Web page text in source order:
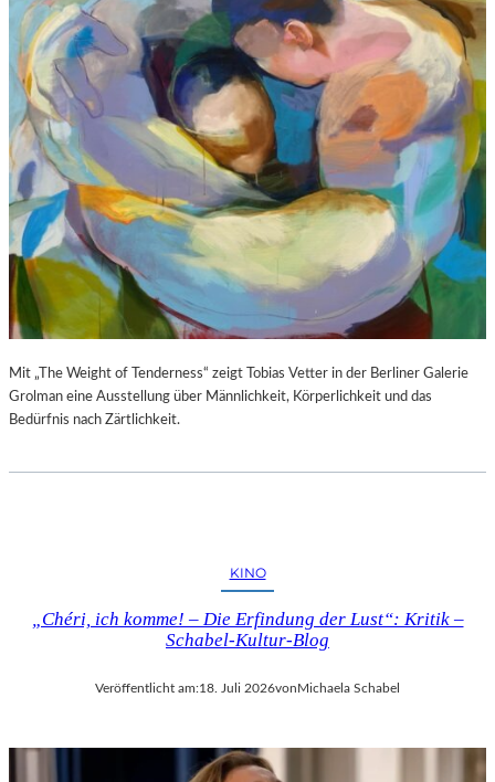
Mit „The Weight of Tenderness“ zeigt Tobias Vetter in der Berliner Galerie
Grolman eine Ausstellung über Männlichkeit, Körperlichkeit und das
Bedürfnis nach Zärtlichkeit.
KINO
„Chéri, ich komme! – Die Erfindung der Lust“: Kritik –
Schabel-Kultur-Blog
Veröffentlicht am:18. Juli 2026vonMichaela Schabel